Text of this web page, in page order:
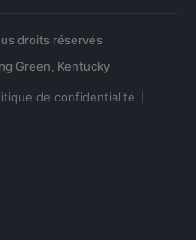
droits réservés
de confidentialité